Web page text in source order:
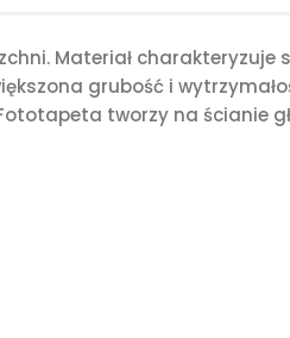
Materiał charakteryzuje
grubość i
tworzy na ścianie